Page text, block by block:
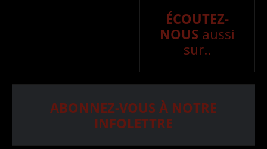
ÉCOUTEZ-
NOUS aussi
sur..
ABONNEZ-VOUS À NOTRE
INFOLETTRE